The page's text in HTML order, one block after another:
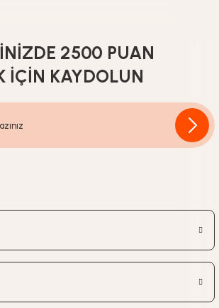
MACERA SET-2
2500 PUAN
İÇİN KAYDOLUN